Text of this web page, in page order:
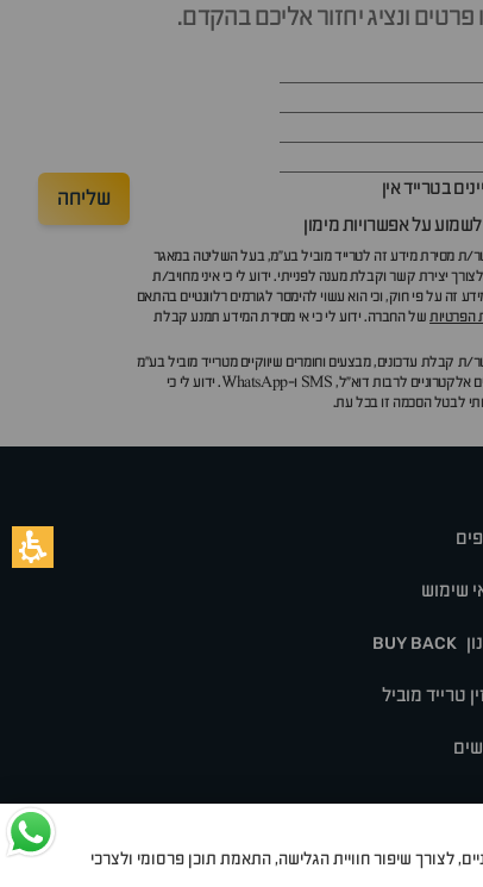
פרטים ונציג יחזור אליכם בהקדם.
בטרייד אין
לשמוע על אפשרויות מימון
ת מסירת מידע זה לטרייד מוביל בע"מ, בעל השליטה במאגר
יצירת קשר וקבלת מענה לפנייתי. ידוע לי כי איני מחויב/ת
זה על פי חוק, וכי הוא עשוי להימסר לגורמים רלוונטיים בהתאם
הפרטיותשל החברה. ידוע לי כי אי מסירת המידע תמנע קבלת
ת קבלת עדכונים, מבצעים וחומרים שיווקיים מטרייד מוביל בע"מ
באמצעים אלקטרוניים לרבות דוא״ל, SMS ו-WhatsApp. ידוע לי כי
לבטל הסכמה זו בכל עת.
שליחה
שימוש
BUY BACK
טרייד מוביל
לצורך שיפור חוויית הגלישה, התאמת תוכן פרסומי ולצרכי